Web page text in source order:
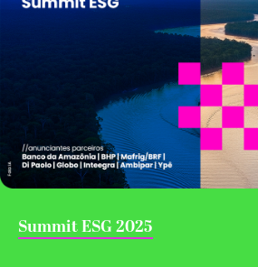
Summit ESG 2025